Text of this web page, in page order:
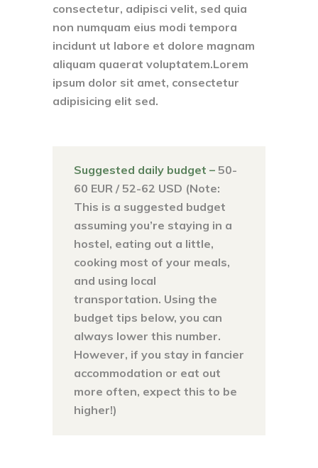
consectetur, adipisci velit, sed quia
non numquam eius modi tempora
incidunt ut labore et dolore magnam
aliquam quaerat voluptatem.Lorem
ipsum dolor sit amet, consectetur
adipisicing elit sed.
Suggested daily budget – 50-
60 EUR / 52-62 USD (Note:
This is a suggested budget
assuming you’re staying in a
hostel, eating out a little,
cooking most of your meals,
and using local
transportation. Using the
budget tips below, you can
always lower this number.
However, if you stay in fancier
accommodation or eat out
more often, expect this to be
higher!)